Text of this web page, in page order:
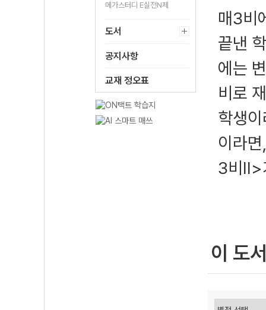
메가스터디 E실전N제
도서
공지사항
교재 정오표
매3비
끝낸
에는
비로
학생
이라
3비Ⅱ>
이 도